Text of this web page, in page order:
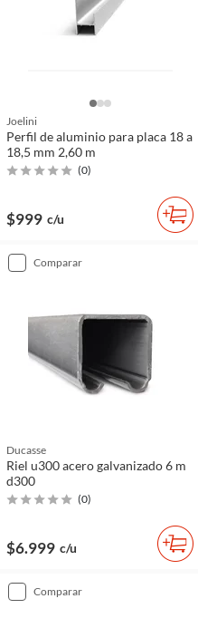
Joelini
Perfil de aluminio para placa 18 a
18,5 mm 2,60 m
(0)
$999 c/u
comparar
Ducasse
Riel u300 acero galvanizado 6 m
d300
(0)
$6.999 c/u
comparar